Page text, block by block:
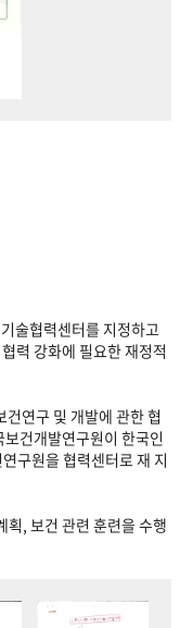
술협력센터를 지정하고
력 강화에 필요한 재정적
연구 및 개발에 관한 협
건개발연구원이 한국인
구원을 협력센터로 재 지
획, 보건 관련 훈련을 수행